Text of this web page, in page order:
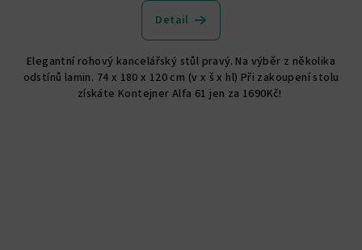
produktu
z
5
hvězdiček.
Detail
Elegantní rohový kancelářský stůl pravý. Na výběr z několika
odstínů lamin. 74 x 180 x 120 cm (v x š x hl) Při zakoupení stolu
získáte Kontejner Alfa 61 jen za 1690Kč!